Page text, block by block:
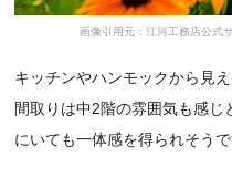
画像引用元：江河工務店公式
キッチンやハンモックから見
間取りは中2階の雰囲気も感じ
にいても一体感を得られそうで